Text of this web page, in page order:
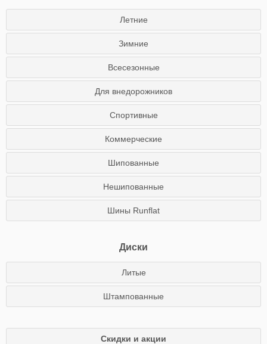
Летние
Зимние
Всесезонные
Для внедорожников
Спортивные
Коммерческие
Шипованные
Нешипованные
Шины Runflat
Диски
Литые
Штампованные
Скидки и акции